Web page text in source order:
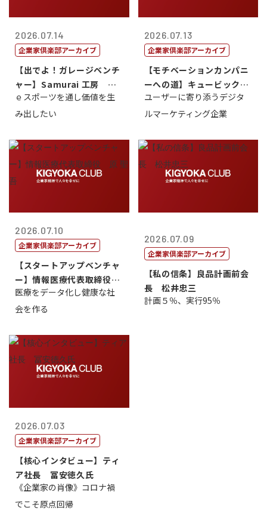
2026.07.14
企業家倶楽部アーカイブ
【出でよ！ガレージベンチ
ャー】Samurai 工房 代
表取締...
ｅスポーツを通し価値を生
み出したい
2026.07.13
企業家倶楽部アーカイブ
【モチベーションカンパニ
ーへの道】キュービック代
表取締役CE...
ユーザーに寄り添うデジタ
ルマーケティング企業
2026.07.10
企業家倶楽部アーカイブ
【スタートアップベンチャ
ー】情報医療代表取締役
原 聖吾
医療をデータ化し健康な社
会を作る
2026.07.09
企業家倶楽部アーカイブ
【私の信条】良品計画前会
長 松井忠三
計画５％、実行95％
2026.07.03
企業家倶楽部アーカイブ
【核心インタビュー】ティ
ア社長 冨安徳久氏
《企業家の肖像》コロナ禍
でこそ原点回帰